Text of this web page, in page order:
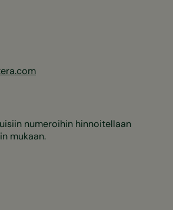
numeroihin hinnoitellaan
mukaan.